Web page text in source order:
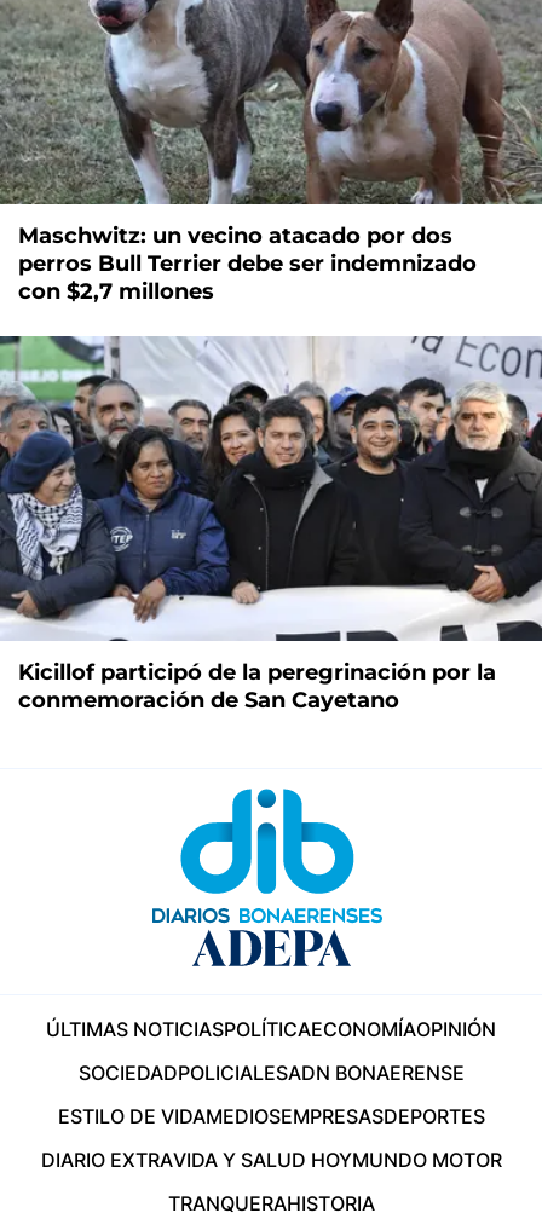
Maschwitz: un vecino atacado por dos
perros Bull Terrier debe ser indemnizado
con $2,7 millones
Kicillof participó de la peregrinación por la
conmemoración de San Cayetano
ÚLTIMAS NOTICIASPOLÍTICAECONOMÍAOPINIÓN
SOCIEDADPOLICIALESADN BONAERENSE
ESTILO DE VIDAMEDIOSEMPRESASDEPORTES
DIARIO EXTRAVIDA Y SALUD HOYMUNDO MOTOR
TRANQUERAHISTORIA